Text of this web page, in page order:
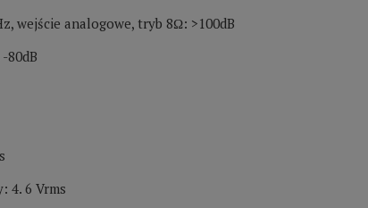
wejście analogowe, tryb 8Ω: >100dB
80dB
4. 6 Vrms